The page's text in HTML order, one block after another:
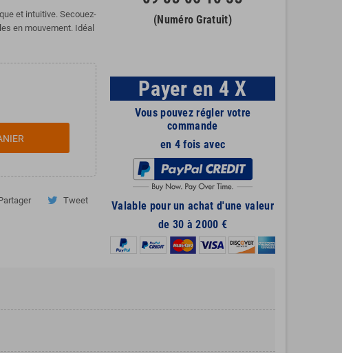
et intuitive. Secouez-
en mouvement. Idéal
Tweet
(Numéro Gratuit)
Payer en 4 X
Vous pouvez régler votre
commande
en 4 fois avec
Valable pour un achat d'une valeur
de 30 à 2000 €